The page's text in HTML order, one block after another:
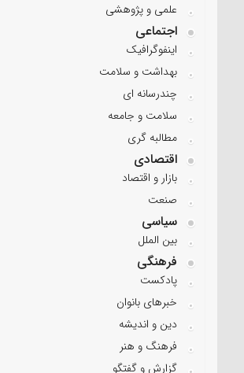
علمی و پژوهشی
اجتماعی
اینفوگرافیک
بهداشت و سلامت
چندرسانه ای
سلامت و جامعه
مطالبه گری
اقتصادی
بازار و اقتصاد
صنعت
سیاسی
بین الملل
فرهنگی
پادکست
خبرهای بانوان
دین و اندیشه
فرهنگ و هنر
گزارش و گفتگو